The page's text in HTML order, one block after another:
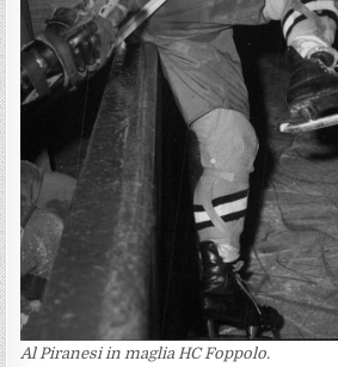
Al Piranesi in maglia HC Foppolo.